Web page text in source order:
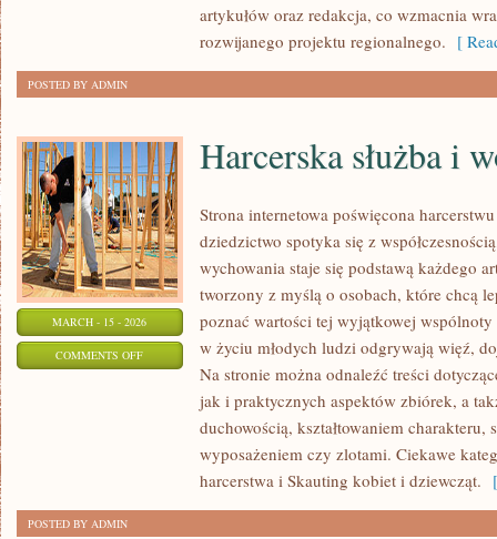
artykułów oraz redakcja, co wzmacnia
rozwijanego projektu regionalnego. [
POSTED BY ADMIN
MARCH - 15 - 2026
COMMENTS OFFON
HARCERSKA
WOLONTARIAT
Harcerska służba i
Strona internetowa poświęcona
dziedzictwo spotyka się z
wychowania staje się podstawą każdego
tworzony z myślą o osobach, które chcą
poznać wartości tej wyjątkowej
w życiu młodych ludzi odgrywają więź,
Na stronie można odnaleźć treści
jak i praktycznych aspektów zbiórek, a
duchowością, kształtowaniem
wyposażeniem czy zlotami. Ciekawe
harcerstwa i Skauting kobiet i dziewcząt.
POSTED BY ADMIN